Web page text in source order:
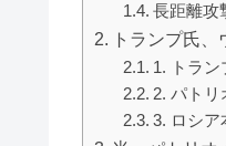
長距離攻
トランプ氏
1. トラン
2. パト
3. ロシア